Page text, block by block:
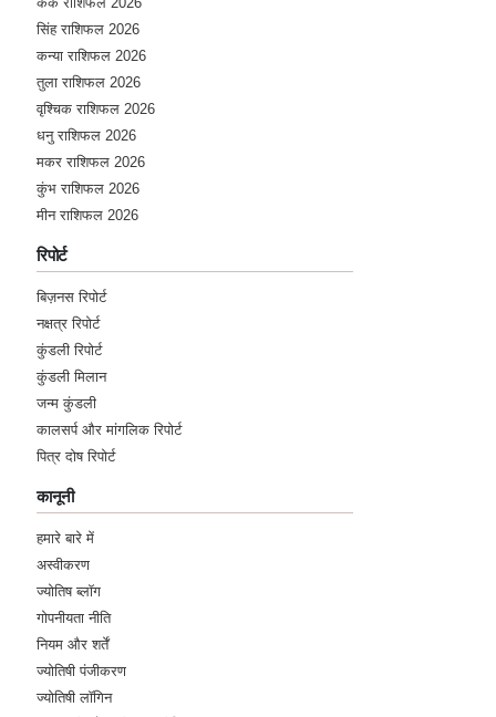
सिंह राशिफल 2026
कन्या राशिफल 2026
तुला राशिफल 2026
वृश्चिक राशिफल 2026
धनु राशिफल 2026
मकर राशिफल 2026
कुंभ राशिफल 2026
मीन राशिफल 2026
रिपोर्ट
बिज़नस रिपोर्ट
नक्षत्र रिपोर्ट
कुंडली रिपोर्ट
कुंडली मिलान
जन्म कुंडली
कालसर्प और मांगलिक रिपोर्ट
पित्र दोष रिपोर्ट
कानूनी
हमारे बारे में
अस्वीकरण
ज्योतिष ब्लॉग
गोपनीयता नीति
नियम और शर्तें
ज्योतिषी पंजीकरण
ज्योतिषी लॉगिन